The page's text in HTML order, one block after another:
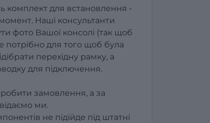
комплект для встановлення -
Наші консультанти
фото Вашої консолі (так щоб
потрібно для того щоб була
перехідну рамку, а
для підключення.
замовлення, а за
ми.
не підійде під штатні